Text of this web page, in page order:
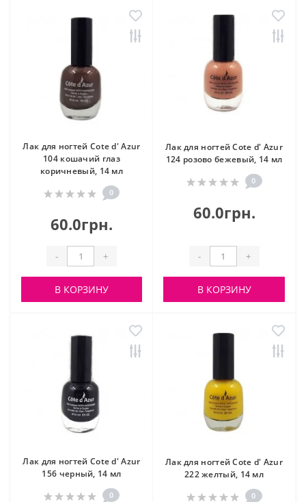
Лак для ногтей Cote d' Azur
104 кошачий глаз
коричневый, 14 мл
0
60.0грн.
- +
В КОРЗИНУ
Лак для ногтей Cote d' Azur
124 розово бежевый, 14 мл
0
60.0грн.
- +
В КОРЗИНУ
Лак для ногтей Cote d' Azur
156 черный, 14 мл
0
Лак для ногтей Cote d' Azur
222 желтый, 14 мл
0